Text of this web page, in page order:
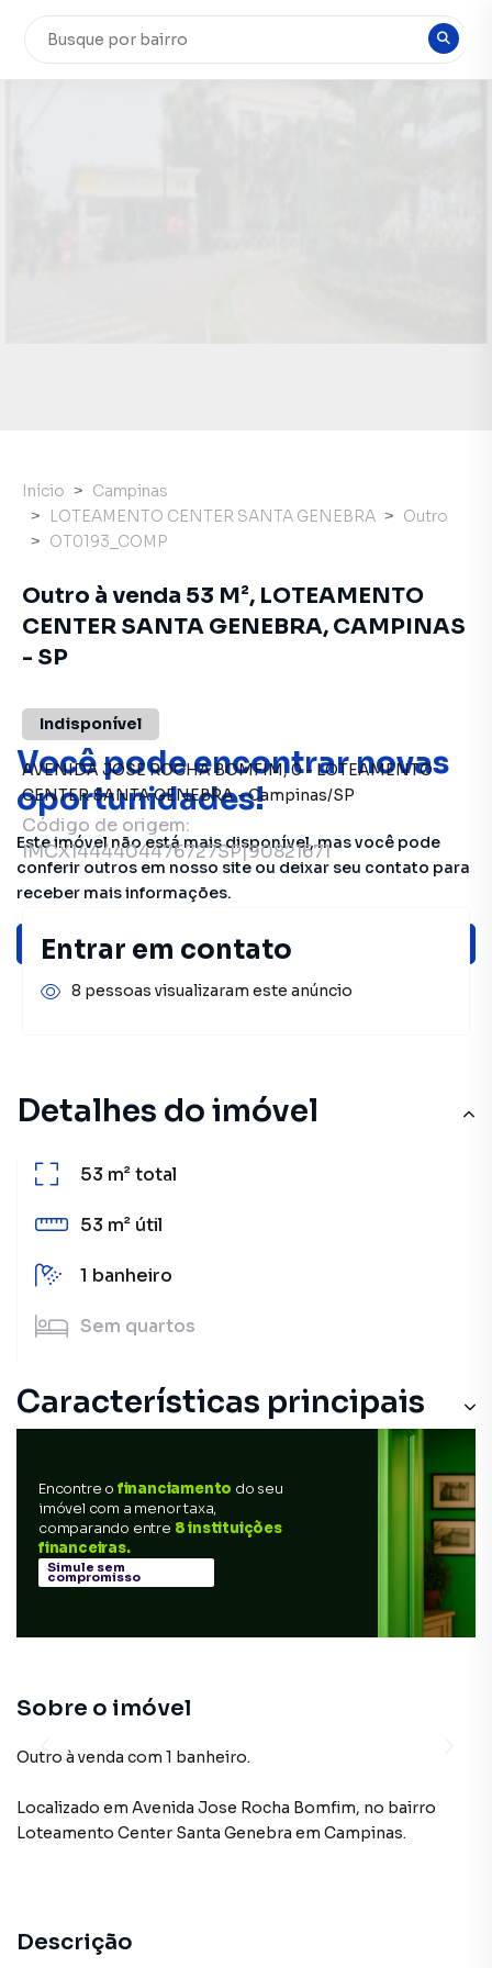
Você pode encontrar novas
oportunidades!
Este imóvel não está mais disponível, mas você pode
conferir outros em nosso site ou deixar seu contato para
receber mais informações.
Ver sugestões
Detalhes do imóvel
53 m²total
53 m² útil
1 banheiro
Sem quartos
Características principais
Encontre o financiamento do seu
imóvel com a menor taxa,
comparando entre 8 instituições
financeiras.
Simule sem
compromisso
Sobre o imóvel
Outro à venda com 1 banheiro.
Localizado em Avenida Jose Rocha Bomfim, no bairro
Loteamento Center Santa Genebra em Campinas.
Descrição
Início
Campinas
LOTEAMENTO CENTER SANTA GENEBRA
Outro
OT0193_COMP
Outro à venda 53 M², LOTEAMENTO
CENTER SANTA GENEBRA, CAMPINAS
- SP
Indisponível
AVENIDA JOSE ROCHA BOMFIM,0- LOTEAMENTO
CENTER SANTA GENEBRA-Campinas/SP
Código de origem:
IMCX1444404476727SP|90821671
Entrar em contato
8 pessoas visualizaram este anúncio